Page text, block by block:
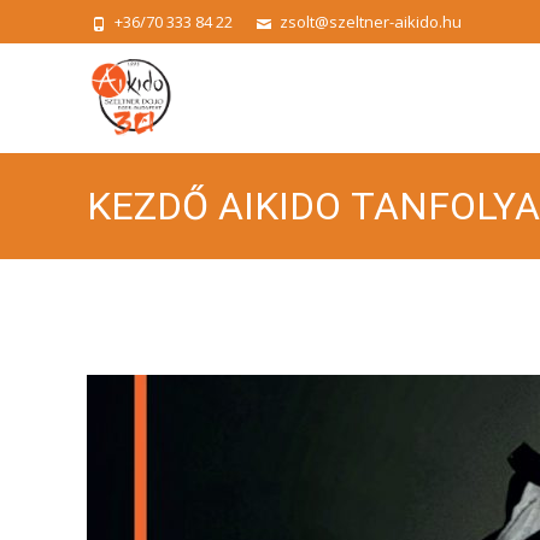
+36/70 333 84 22 zsolt@szeltner-aikido.hu
KEZDŐ AIKIDO